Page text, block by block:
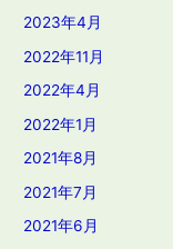
2023年4月
2022年11月
2022年4月
2022年1月
2021年8月
2021年7月
2021年6月